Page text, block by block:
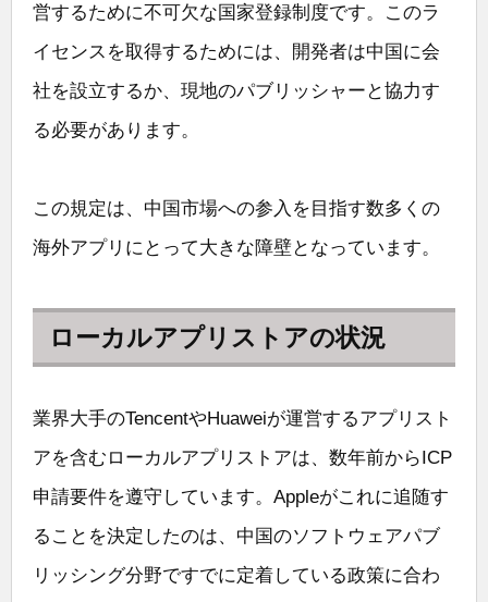
営するために不可欠な国家登録制度です。このラ
イセンスを取得するためには、開発者は中国に会
社を設立するか、現地のパブリッシャーと協力す
る必要があります。
この規定は、中国市場への参入を目指す数多くの
海外アプリにとって大きな障壁となっています。
ローカルアプリストアの状況
業界大手のTencentやHuaweiが運営するアプリスト
アを含むローカルアプリストアは、数年前からICP
申請要件を遵守しています。Appleがこれに追随す
ることを決定したのは、中国のソフトウェアパブ
リッシング分野ですでに定着している政策に合わ